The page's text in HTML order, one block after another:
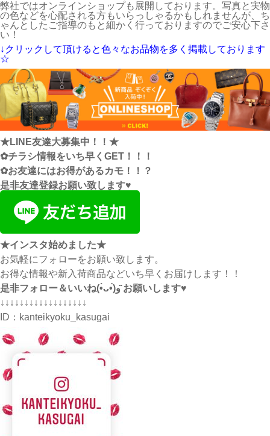
弊社ではオンラインショップも展開しております。写真と実物
の色などを心配される方もいらっしゃるかもしれませんが、ち
ゃんとしたご指導のもと細かく行っておりますのでご安心下さ
い！
↓クリックして頂けると色々なお品物を多く掲載しております
☆
★LINE友達大募集中！！★
✿チラシ情報をいち早くGET！！！
✿お友達にはお得があるカモ！！？
是非友達登録お願い致します♥
★インスタ始めました★
お気軽にフォローをお願い致します。
お得な情報や新入荷商品などいち早くお届けします！！
是非フォロー＆いいね(•̀ᴗ•́)و ̑̑お願いします♥
↓↓↓↓↓↓↓↓↓↓↓↓↓↓↓↓↓↓
ID： kanteikyoku_kasugai